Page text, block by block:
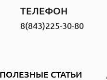
ТЕЛЕФОН
8(843)225-30-80
ПОЛЕЗНЫЕ СТАТЬИ